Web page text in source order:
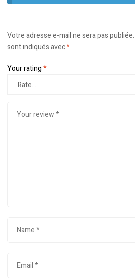
Votre adresse e-mail ne sera pas publiée.
sont indiqués avec*
Your rating*